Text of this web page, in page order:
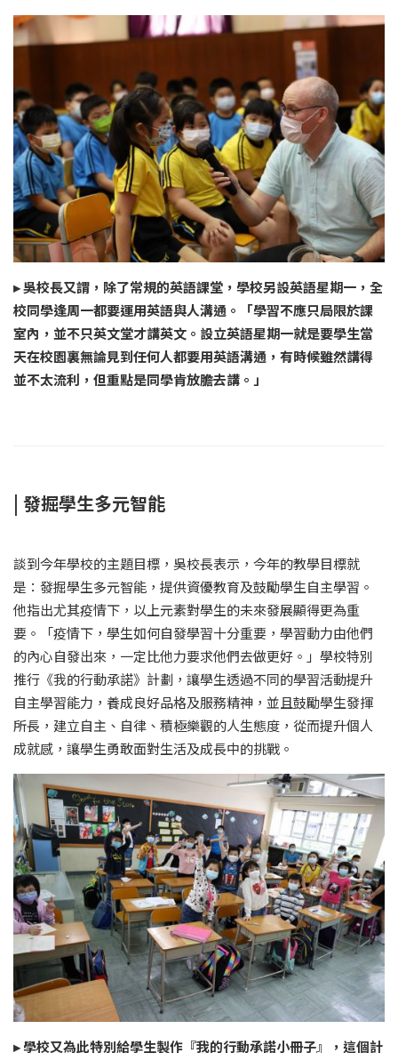
▸ 吳校長又謂，除了常規的英語課堂，學校另設英語星期一，全
校同學逢周一都要運用英語與人溝通。「學習不應只局限於課
室內，並不只英文堂才講英文。設立英語星期一就是要學生當
天在校園裏無論見到任何人都要用英語溝通，有時候雖然講得
並不太流利，但重點是同學肯放膽去講。」
| 發掘學生多元智能
談到今年學校的主題目標，吳校長表示，今年的教學目標就
是：發掘學生多元智能，提供資優教育及鼓勵學生自主學習。
他指出尤其疫情下，以上元素對學生的未來發展顯得更為重
要。「疫情下，學生如何自發學習十分重要，學習動力由他們
的內心自發出來，一定比他力要求他們去做更好。」學校特別
推行《我的行動承諾》計劃，讓學生透過不同的學習活動提升
自主學習能力，養成良好品格及服務精神，並且鼓勵學生發揮
所長，建立自主、自律、積極樂觀的人生態度，從而提升個人
成就感，讓學生勇敢面對生活及成長中的挑戰。
▸ 學校又為此特別給學生製作『我的行動承諾小冊子』，這個計